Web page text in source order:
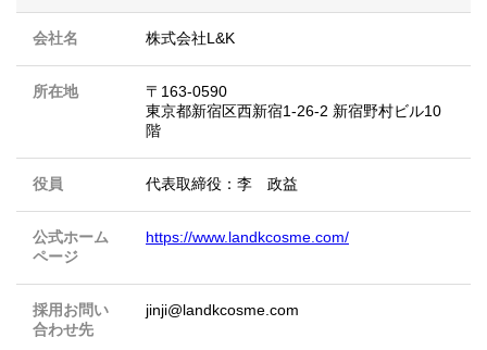
会社名 株式会社L&K
所在地
〒163-0590
東京都新宿区西新宿1-26-2 新宿野村ビル10
階
役員 代表取締役：李 政益
公式ホーム
ページ
https://www.landkcosme.com/
採用お問い
合わせ先
jinji@landkcosme.com